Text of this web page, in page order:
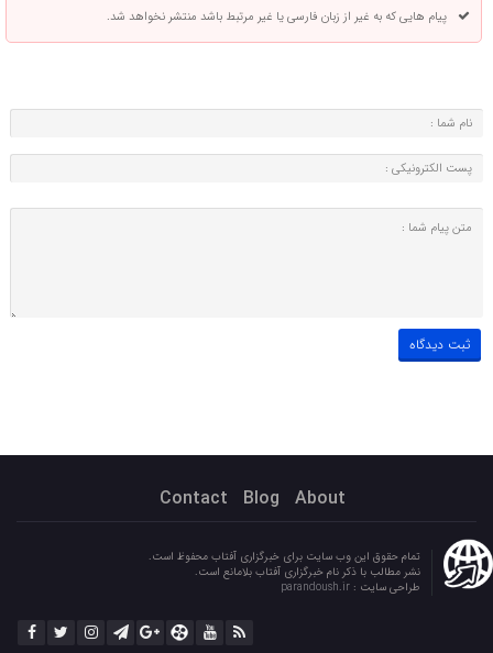
پیام هایی که به غیر از زبان فارسی یا غیر مرتبط باشد منتشر نخواهد شد.
About
Blog
Contact
تمام حقوق این وب سایت برای خبرگزاری آفتاب محفوظ است.
نشر مطالب با ذکر نام خبرگزاری آفتاب بلامانع است.
طراحی سایت :